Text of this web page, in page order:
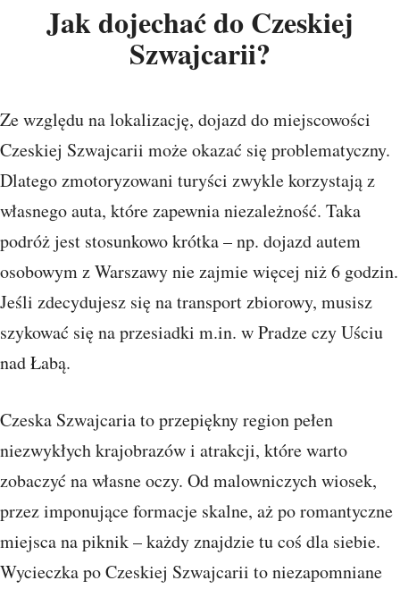
Jak dojechać do Czeskiej
Szwajcarii?
Ze względu na lokalizację, dojazd do miejscowości
Czeskiej Szwajcarii może okazać się problematyczny.
Dlatego zmotoryzowani turyści zwykle korzystają z
własnego auta, które zapewnia niezależność. Taka
podróż jest stosunkowo krótka – np. dojazd autem
osobowym z Warszawy nie zajmie więcej niż 6 godzin.
Jeśli zdecydujesz się na transport zbiorowy, musisz
szykować się na przesiadki m.in. w Pradze czy Uściu
nad Łabą.
Czeska Szwajcaria to przepiękny region pełen
niezwykłych krajobrazów i atrakcji, które warto
zobaczyć na własne oczy. Od malowniczych wiosek,
przez imponujące formacje skalne, aż po romantyczne
miejsca na piknik – każdy znajdzie tu coś dla siebie.
Wycieczka po Czeskiej Szwajcarii to niezapomniane